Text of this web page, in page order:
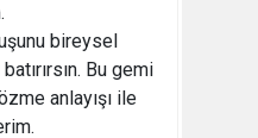
bireysel
Bu gemi
anlayışı ile